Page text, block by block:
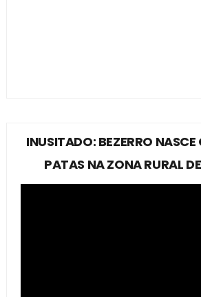
INUSITADO: BEZERRO
PATAS NA ZONA RURAL